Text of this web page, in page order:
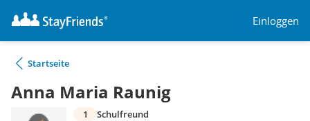
Einloggen
Startseite
Anna Maria Raunig
1 Schulfreund